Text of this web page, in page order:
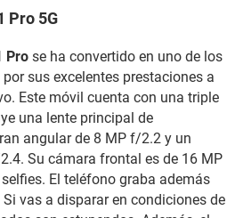
Pro 5G
Pro se ha convertido en uno de los
sus excelentes prestaciones a
Este móvil cuenta con una triple
una lente principal de
angular de 8 MP f/2.2 y un
Su cámara frontal es de 16 MP
El teléfono graba además
vas a disparar en condiciones de